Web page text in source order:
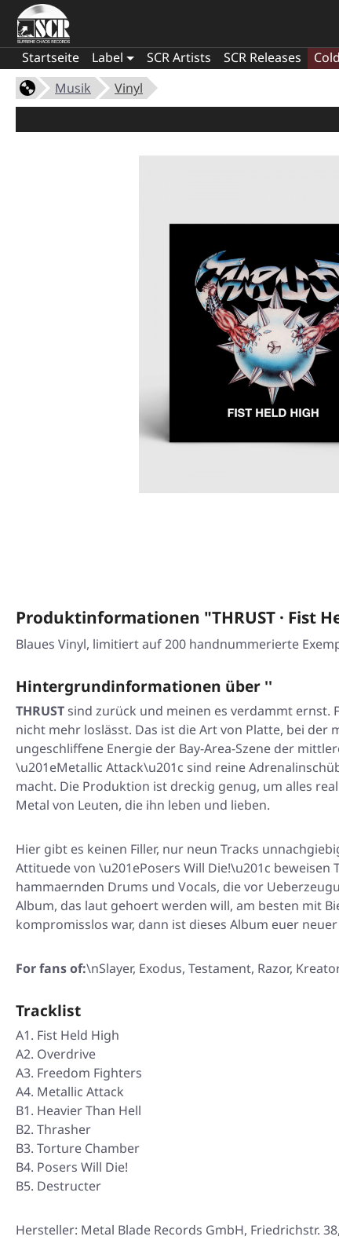
Startseite Label SCR Artists SCR Releases
Musik
Vinyl
Produktinformationen "THRUST · Fist
Blaues Vinyl, limitiert auf 200 handnummerierte
Hintergrundinformationen über ''
THRUSTsind zurück und meinen es verdammt ernst.
nicht mehr loslässt. Das ist die Art von Platte, bei der
ungeschliffene Energie der Bay-Area-Szene der
\u201eMetallic Attack\u201c sind reine
macht. Die Produktion ist dreckig genug, um alles
Metal von Leuten, die ihn leben und lieben.
Hier gibt es keinen Filler, nur neun Tracks
Attituede von \u201ePosers Will Die!\u201c beweisen
hammaernden Drums und Vocals, die vor
Album, das laut gehoert werden will, am besten mit
kompromisslos war, dann ist dieses Album euer
For fans of:\nSlayer, Exodus, Testament, Razor,
Tracklist
A1. Fist Held High
A2. Overdrive
A3. Freedom Fighters
A4. Metallic Attack
B1. Heavier Than Hell
B2. Thrasher
B3. Torture Chamber
B4. Posers Will Die!
B5. Destructer
Hersteller: Metal Blade Records GmbH, Friedrichstr.